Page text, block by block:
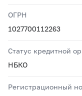
ОГРН
1027700112263
Статус кредитной
НБКО
Регистрационный